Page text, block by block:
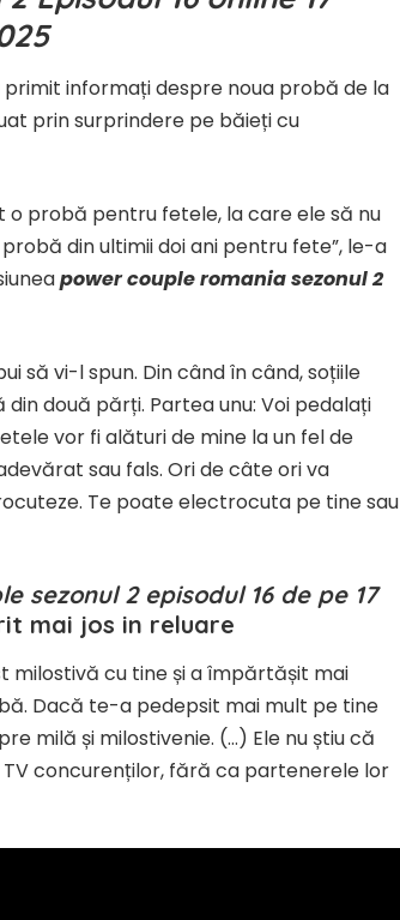
primit informați despre noua probă de la
prin surprindere pe băieți cu
probă pentru fetele, la care ele să nu
din ultimii doi ani pentru fete”, le-a
power couple romania sezonul 2
să vi-l spun. Din când în când, soțiile
două părți. Partea unu: Voi pedalați
vor fi alături de mine la un fel de
sau fals. Ori de câte ori va
Te poate electrocuta pe tine sau
sezonul 2 episodul 16 de pe 17
mai jos in reluare
milostivă cu tine și a împărtășit mai
Dacă te-a pedepsit mai mult pe tine
milă și milostivenie. (…) Ele nu știu că
concurenților, fără ca partenerele lor